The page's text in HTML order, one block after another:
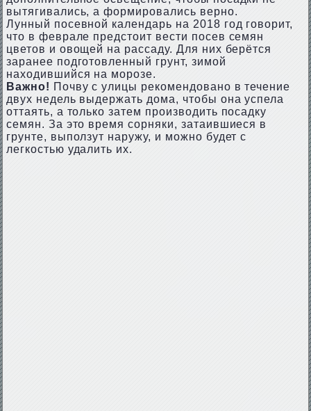
вытягивались, а формировались верно.
Лунный посевной календарь на 2018 год говорит,
что в феврале предстоит вести посев семян
цветов и овощей на рассаду. Для них берётся
заранее подготовленный грунт, зимой
находившийся на морозе.
Важно! Почву с улицы рекомендовано в течение
двух недель выдержать дома, чтобы она успела
оттаять, а только затем производить посадку
семян. За это время сорняки, затаившиеся в
грунте, выползут наружу, и можно будет с
легкостью удалить их.